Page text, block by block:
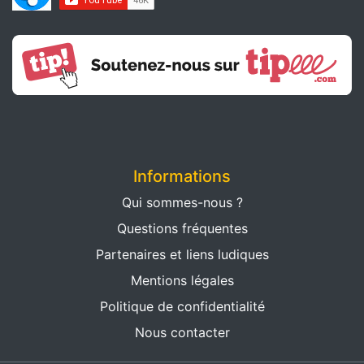
Informations
Qui sommes-nous ?
Questions fréquentes
Partenaires et liens ludiques
Mentions légales
Politique de confidentialité
Nous contacter